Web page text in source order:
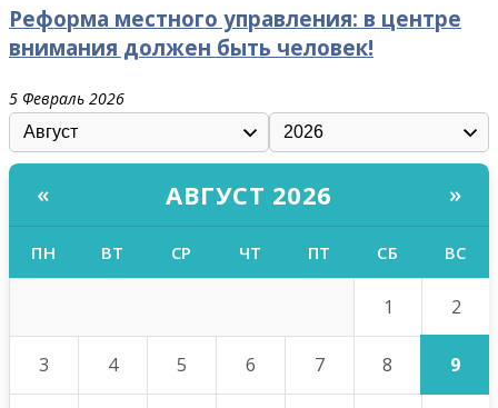
Реформа местного управления: в центре
внимания должен быть человек!
5 Февраль 2026
« АВГУСТ 2026 »
ПН ВТ СР ЧТ ПТ СБ ВС
1 2
3 4 5 6 7 8 9